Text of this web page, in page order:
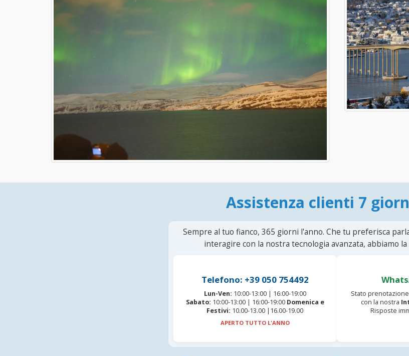
Assistenza clienti 7
Sempre al tuo fianco, 365 giorni l'anno. Che tu preferisca
interagire con la nostra tecnologia avanzata, abbiamo
Telefono: +39 050 754492
Lun-Ven: 10:00-13:00 | 16:00-19:00
Sabato: 10:00-13:00 | 16:00-19:00 Domenica e
Festivi: 10.00-13.00 |16.00-19.00
APERTO TUTTO L'ANNO
Stato
con la nostra
Risposte